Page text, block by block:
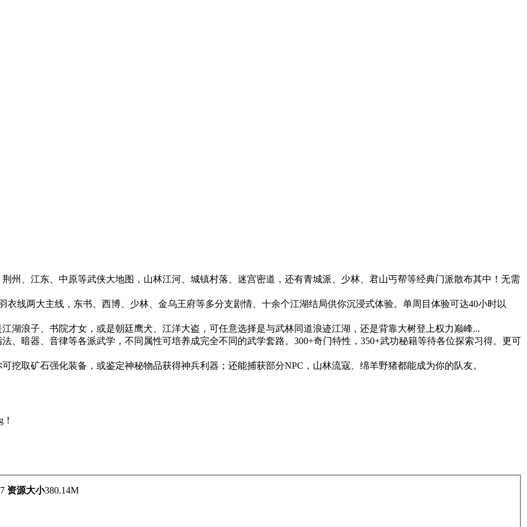
州、江东、中原等武侠大地图，山林江河、城镇村落、迷宫密道，还有青城派、少林、君山丐帮等经典门派散布其中！无需
衣线两大主线，东书、西博、少林、金乌王府等多分支剧情、十余个江湖结局供你沉浸式体验。单周目体验可达40小时以
湖浪子、书院才女，或是朝廷鹰犬、江洋大盗，可任意选择是与武林同道浪迹江湖，还是背靠大树登上权力巅峰...
、暗器、音律等各派武学，不同属性可培养成完全不同的武学套路。300+奇门特性，350+武功秘籍等待各位探索习得。更可
挖取矿石强化装备，或鉴定神秘物品获得神兵利器；还能捕获部分NPC，山林流寇、绵羊野猪都能成为你的队友。
资源大小380.14M